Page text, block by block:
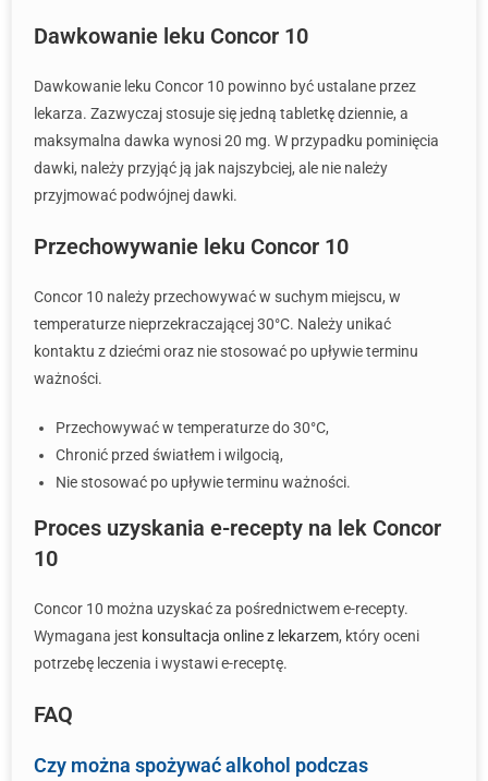
Dawkowanie leku Concor 10
Dawkowanie leku Concor 10 powinno być ustalane przez
lekarza. Zazwyczaj stosuje się jedną tabletkę dziennie, a
maksymalna dawka wynosi 20 mg. W przypadku pominięcia
dawki, należy przyjąć ją jak najszybciej, ale nie należy
przyjmować podwójnej dawki.
Przechowywanie leku Concor 10
Concor 10 należy przechowywać w suchym miejscu, w
temperaturze nieprzekraczającej 30°C. Należy unikać
kontaktu z dziećmi oraz nie stosować po upływie terminu
ważności.
Przechowywać w temperaturze do 30°C,
Chronić przed światłem i wilgocią,
Nie stosować po upływie terminu ważności.
Proces uzyskania e-recepty na lek Concor
10
Concor 10 można uzyskać za pośrednictwem e-recepty.
Wymagana jest konsultacja online z lekarzem, który oceni
potrzebę leczenia i wystawi e-receptę.
FAQ
Czy można spożywać alkohol podczas